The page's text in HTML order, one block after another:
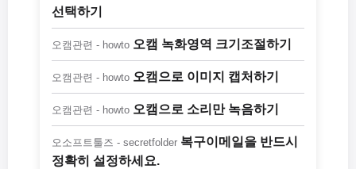
선택하기
오캠관련 - howto 오캠 녹화영역 크기조절하기
오캠관련 - howto 오캠으로 이미지 캡처하기
오캠관련 - howto 오캠으로 소리만 녹음하기
오소프트툴즈 - secretfolder 복구이메일을 반드시
정확히 설정하세요.